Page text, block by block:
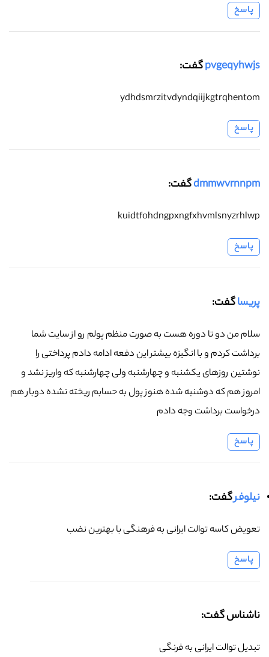
پاسخ
pvgeqyhwjsگفت:
ydhdsmrzitvdyndqiijkgtrqhentom
پاسخ
dmmwvrnnpmگفت:
kuidtfohdngpxngfxhvmlsnyzrhlwp
پاسخ
پریساگفت:
سلام من دو تا دوره هست به صورت منظم پولم رو از سایت شما
برداشت کردم و با انگیزه بیشتر این دفعه ادامه دادم پرداختی را
نوشتین روزهای یکشنبه و چهارشنبه ولی چهارشنبه که واریز نشد و
امروز هم که دوشنبه شده هنوز پول به حسابم ریخته نشده دوبار هم
درخواست برداشت وجه دادم
پاسخ
نیلوفرگفت:
تعویض کاسه توالت ایرانی به فرهنگی با بهترین نضب
پاسخ
ناشناس گفت:
تبدیل توالت ایرانی به فرنگی